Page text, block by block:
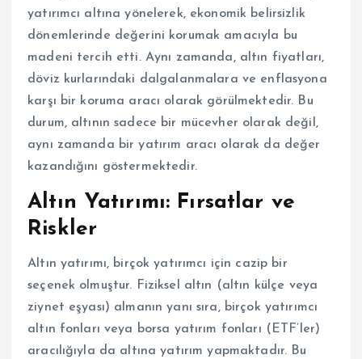
yatırımcı altına yönelerek, ekonomik belirsizlik
dönemlerinde değerini korumak amacıyla bu
madeni tercih etti. Aynı zamanda, altın fiyatları,
döviz kurlarındaki dalgalanmalara ve enflasyona
karşı bir koruma aracı olarak görülmektedir. Bu
durum, altının sadece bir mücevher olarak değil,
aynı zamanda bir yatırım aracı olarak da değer
kazandığını göstermektedir.
Altın Yatırımı: Fırsatlar ve
Riskler
Altın yatırımı, birçok yatırımcı için cazip bir
seçenek olmuştur. Fiziksel altın (altın külçe veya
ziynet eşyası) almanın yanı sıra, birçok yatırımcı
altın fonları veya borsa yatırım fonları (ETF’ler)
aracılığıyla da altına yatırım yapmaktadır. Bu